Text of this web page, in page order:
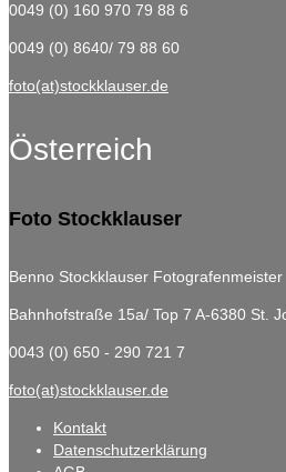
0049 (0) 160 970 79 88 6
0049 (0) 8640/ 79 88 60
foto(at)stockklauser.de
Österreich
Foto Stockklauser
Benno Stockklauser Fotografenmeister
Bahnhofstraße 15a/ Top 7 A-6380 St.
0043 (0) 650 - 290 721 7
foto(at)stockklauser.de
Kontakt
Datenschutzerklärung